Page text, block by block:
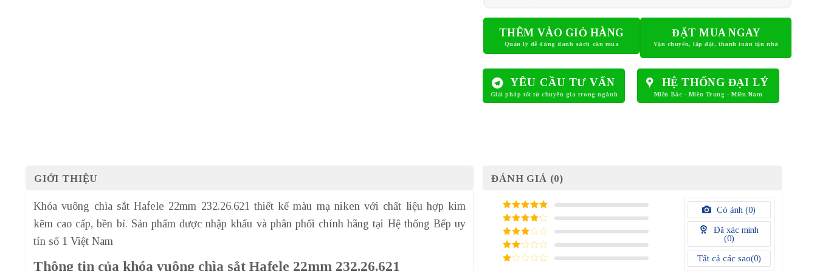
THÊM VÀO GIỎ HÀNG ĐẶT MUA NGAY
YÊU CẦU TƯ VẤN HỆ THỐNG ĐẠI LÝ
GIỚI THIỆU
Khóa vuông chìa sắt Hafele 22mm 232.26.621 thiết kế màu mạ niken với chất liệu hợp kim
kẽm cao cấp, bền bỉ. Sản phẩm được nhập khẩu và phân phối chính hãng tại Hệ thống Bếp uy
tín số 1 Việt Nam
Thông tin của khóa vuông chìa sắt Hafele 22mm 232.26.621
ĐÁNH GIÁ (0)
5/ 5 điểm
4/ 5
điểm
3/ 5
điểm
2/
Có ảnh (0)
Đã xác minh
(0)
Tất cả các sao(0)